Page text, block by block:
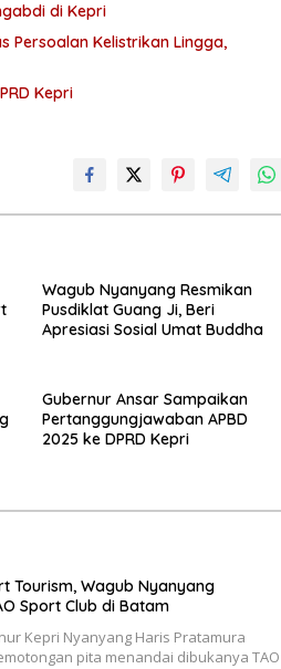
di Kepri
Persoalan Kelistrikan Lingga,
Kepri
Wagub Nyanyang Resmikan
Pusdiklat Guang Ji, Beri
Apresiasi Sosial Umat Buddha
Gubernur Ansar Sampaikan
Pertanggungjawaban APBD
2025 ke DPRD Kepri
Tourism, Wagub Nyanyang
Sport Club di Batam
Kepri Nyanyang Haris Pratamura
pita menandai dibukanya TAO